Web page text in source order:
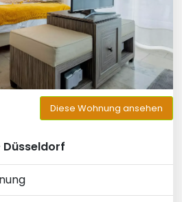
Diese Wohnung ansehen